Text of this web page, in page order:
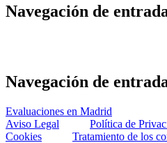
Navegación de
Navegación de
Evaluaciones en Madrid
Aviso Legal
Política de
Cookies
Tratamiento de los